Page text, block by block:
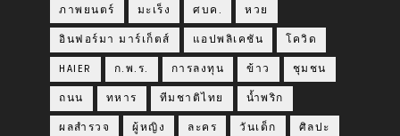
ภาพยนตร์ มะเร็ง ศบค. หวย
อินฟอร์มา มาร์เก็ตส์ แอปพลิเคชัน โควิด
HAIER ก.พ.ร. การลงทุน ข้าว ชุมชน
ถนน ทหาร ทีมชาติไทย น้ำพริก
ผลสำรวจ ผู้หญิง ละคร วันเด็ก ศิลปะ